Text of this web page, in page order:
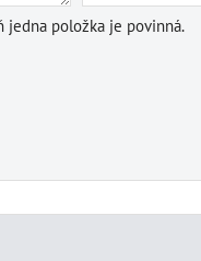
jedna položka je povinná.